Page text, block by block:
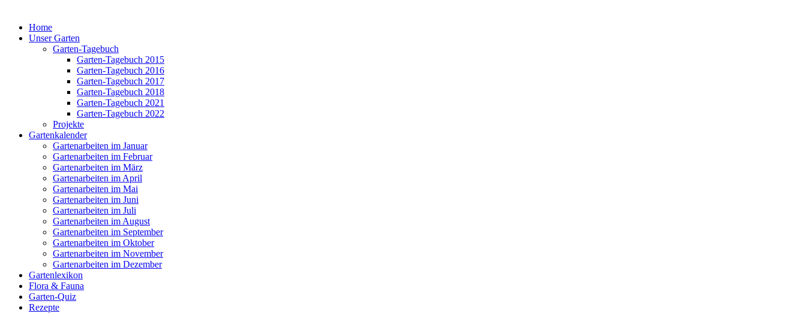
Home
Unser Garten
Garten-Tagebuch
Garten-Tagebuch 2015
Garten-Tagebuch 2016
Garten-Tagebuch 2017
Garten-Tagebuch 2018
Garten-Tagebuch 2021
Garten-Tagebuch 2022
Projekte
Gartenkalender
Gartenarbeiten im Januar
Gartenarbeiten im Februar
Gartenarbeiten im März
Gartenarbeiten im April
Gartenarbeiten im Mai
Gartenarbeiten im Juni
Gartenarbeiten im Juli
Gartenarbeiten im August
Gartenarbeiten im September
Gartenarbeiten im Oktober
Gartenarbeiten im November
Gartenarbeiten im Dezember
Gartenlexikon
Flora & Fauna
Garten-Quiz
Rezepte